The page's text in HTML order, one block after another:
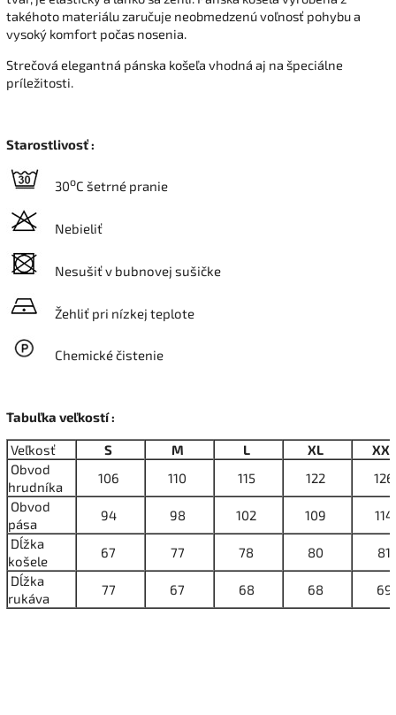
takéhoto materiálu zaručuje neobmedzenú voľnosť pohybu a
vysoký komfort počas nosenia.
Strečová elegantná pánska košeľa vhodná aj na špeciálne
príležitosti.
Starostlivosť :
30oC šetrné pranie
Nebieliť
Nesušiť v bubnovej sušičke
Žehliť pri nízkej teplote
Chemické čistenie
Tabuľka veľkostí :
Veľkosť S M L XL
XXL
Obvod
hrudníka
106 110 115 122
126
Obvod
pása
94 98 102 109
114
Dĺžka
košele
67 77 78 80
81
Dĺžka
rukáva
77 67 68 68 69